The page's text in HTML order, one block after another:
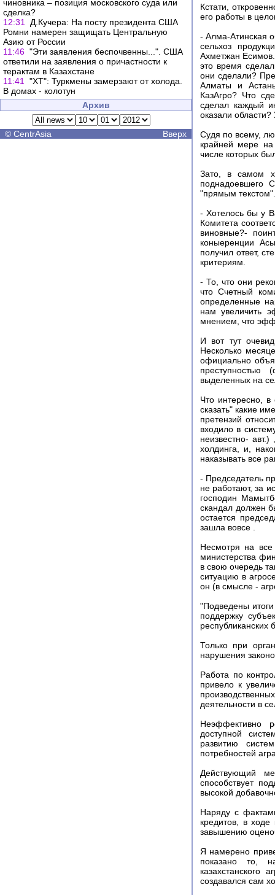
чиновника – позиция московского суда или
сделка?
12:31
Д.Кучера: На посту президента США
Ромни намерен защищать Центральную
Азию от России
11:46 "Эти заявления беспочвенны...". США
ответили на заявления о причастности к
терактам в Казахстане
11:41
"ХТ": Туркмены замерзают от холода.
В домах - колотун
Архив
© CentrAsia Вверх
Кстати,
его работы в
- Алма-Атинская
сельхоз
Ахметжан Есимов.
это время
они сделали?
Алматы и
КазАгро? Что
сделал каждый
оказали области?
Судя по всему,
крайней мере на
числе которых
Зато, в самом
поднадоевшего
"прямым текстом".
- Хотелось бы у
Комитета
виновные?-
коныеренции
получил ответ,
критериям.
- То, что они
что Счетный
определенные
нам увеличить
мнением, что
И вот тут
Несколько
официально
выделенных на
Что интересно,
сказать" какие
претензий
входило в
неизвестно-
холдинга, и,
наказывать все
- Председатель
не работают, за
господин
скандал должен
остается
зашла вовсе .
Несмотря на все
министерства
в свою очередь
ситуацию в
он (в смысле -
"Подведены
поддержку
республиканских
Только при
нарушения
Работа по
привело к
деятельности в
Неэффективно
доступной
развитию
потребностей
Действующий
способствует
высокой
Наряду с
кредитов, в
завышению
Я намерено
показано то,
казахстанского
создавался сам